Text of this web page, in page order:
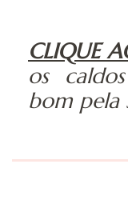
CLIQUE
os
bom pela